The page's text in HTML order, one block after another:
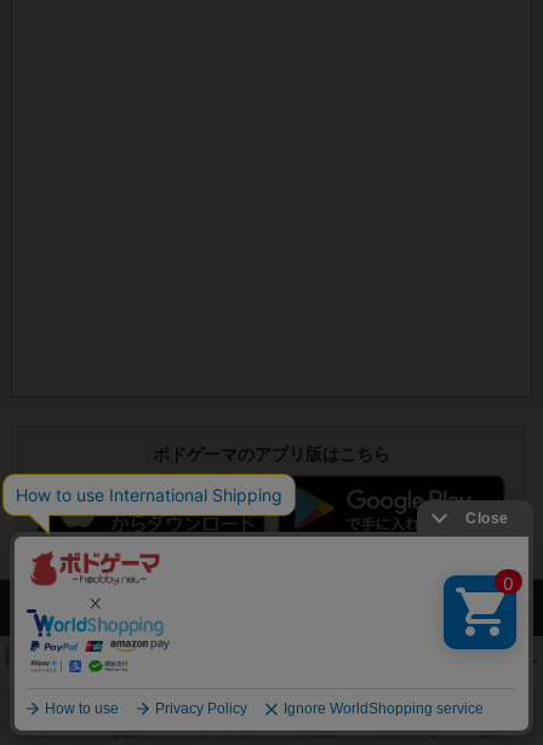
ボドゲーマのアプリ版はこちら
PT
コレクト！
紹介文なし
322 PT
無限まちがいさがし
紹介文あり 2件の投稿